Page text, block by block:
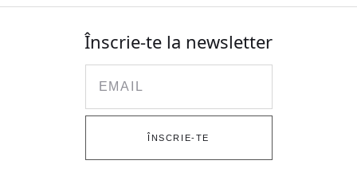
Înscrie-te la newsletter
ÎNSCRIE-TE